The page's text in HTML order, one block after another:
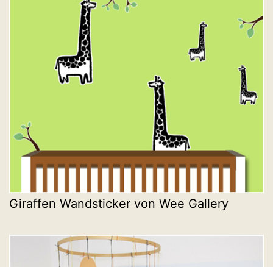
Giraffen Wandsticker von Wee Gallery